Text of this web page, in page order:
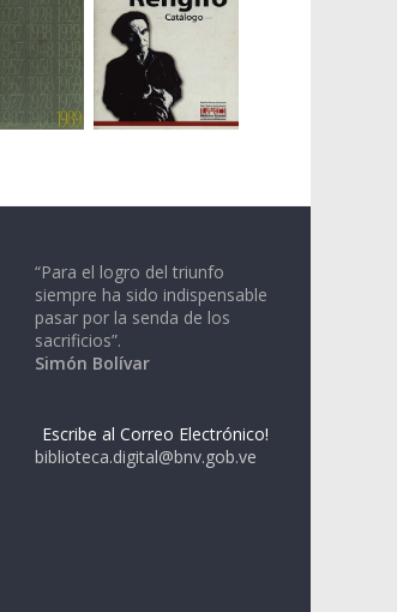
“Para el logro del triunfo
siempre ha sido indispensable
pasar por la senda de los
sacrificios”.
Simón Bolívar
Escribe al Correo Electrónico!
biblioteca.digital@bnv.gob.ve